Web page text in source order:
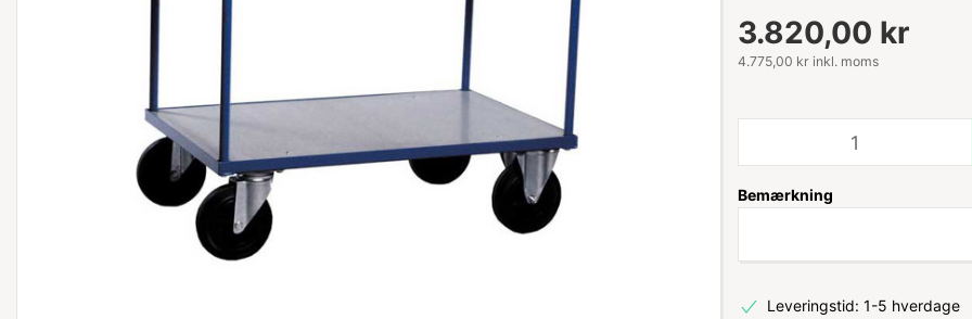
3.820,00 kr
4.775,00 kr inkl. moms
Bemærkning
Leveringstid: 1-5 hverdage